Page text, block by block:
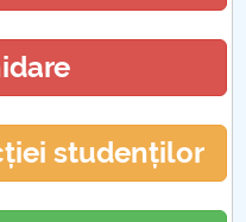
studenților